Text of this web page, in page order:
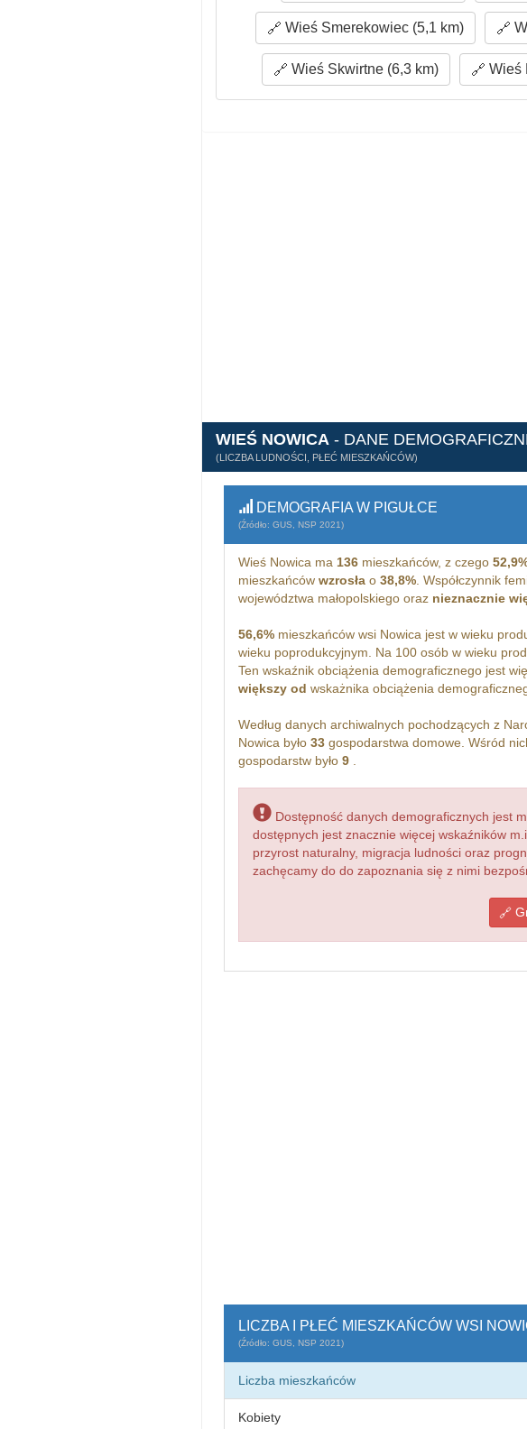
Wieś Smerekowiec (5,1 km)
Wieś Skwirtne (6,3 km) Wieś
WIEŚ NOWICA - DANE
(LICZBA LUDNOŚCI, PŁEĆ MIESZKAŃCÓW)
DEMOGRAFIA W PIGUŁCE
(Źródło: GUS, NSP 2021)
Wieś Nowica ma 136mieszkańców, z czego
mieszkańców wzrosłao 38,8%. Współczynnik
województwa małopolskiego oraz nieznacznie
56,6%mieszkańców wsi Nowica jest w wieku
wieku poprodukcyjnym. Na 100 osób w wieku
Ten wskaźnik obciążenia demograficznego jest
większy od wskażnika obciążenia
Według danych archiwalnych pochodzących z
Nowica było 33gospodarstwa domowe. Wśród
gospodarstw było 9.
Dostępność danych demograficznych jest
dostępnych jest znacznie więcej wskaźników
przyrost naturalny, migracja ludności oraz
zachęcamy do do zapoznania się z nimi
LICZBA I PŁEĆ MIESZKAŃCÓW WSI
(Źródło: GUS, NSP 2021)
Liczba mieszkańców
Kobiety